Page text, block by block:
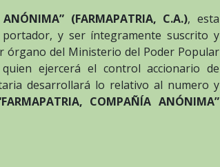
(FARMAPATRIA, C.A.), esta
y ser íntegramente suscrito y
órgano del Ministerio del Poder Popular
ejercerá el control accionario de
desarrollará lo relativo al numero y
COMPAÑÍA ANÓNIMA”